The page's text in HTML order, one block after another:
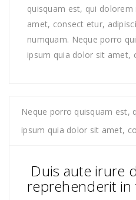
quisquam est, qui
amet, consect etur,
numquam. Neque porro
ipsum quia dolor sit amet,
Neque porro quisquam est,
ipsum quia dolor sit amet,
Duis aute irure
reprehenderit in